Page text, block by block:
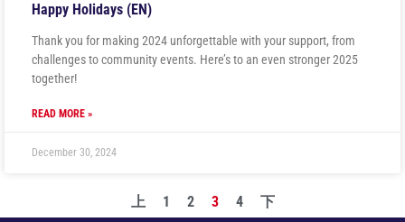
Happy Holidays (EN)
Thank you for making 2024 unforgettable with your support, from
challenges to community events. Here’s to an even stronger 2025
together!
READ MORE »
December 30, 2024
上 1 2 3 4 下